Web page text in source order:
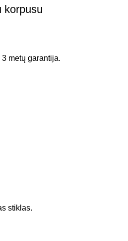
korpusu
metų garantija.
stiklas.